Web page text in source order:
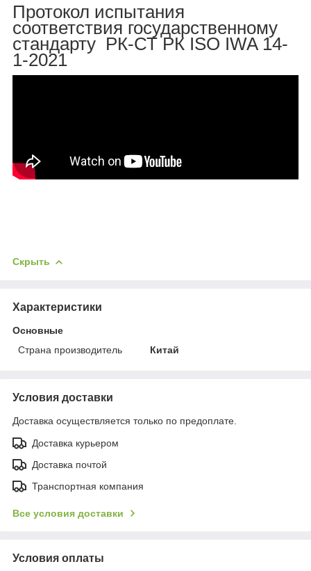
Протокол испытания
соответствия государственному
стандарту РК-СТ РК ISO IWA 14-
1-2021
Скрыть
Характеристики
Основные
Страна производитель
Китай
Условия доставки
Доставка осуществляется только по предоплате.
Доставка курьером
Доставка почтой
Транспортная компания
Все условия доставки
Условия оплаты